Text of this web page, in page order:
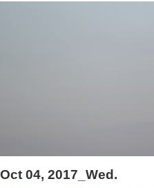
Oct 04, 2017_Wed.